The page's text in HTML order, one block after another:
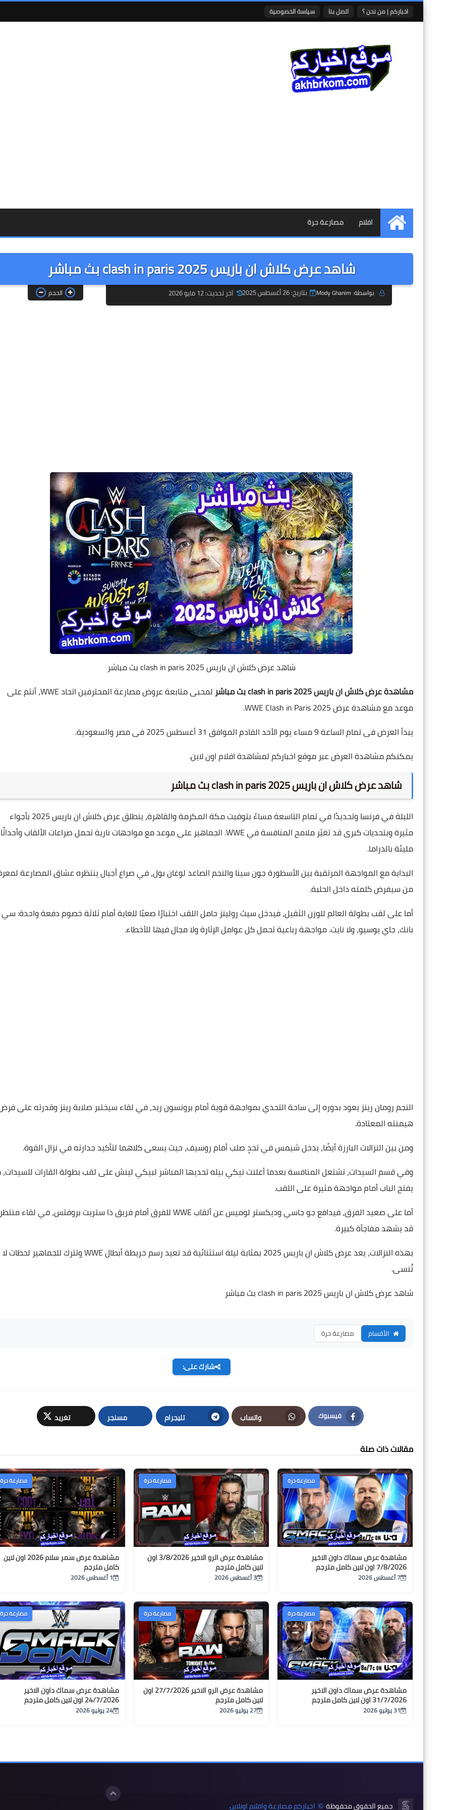
اخباركم | من نحن ؟ اتصل بنا سياسة الخصوصية
الرئيسية
افلام مصارعة حرة
شاهد عرض كلاش ان باريس 2025 clash in paris بث مباشر
بواسطة: Mody Ghanim بتاريخ: 26 أغسطس 2025 آخر تحديث: 12 مايو 2026 الحجم
شاهد عرض كلاش ان باريس 2025 clash in paris بث مباشر
مشاهدة عرض كلاش ان باريس 2025 clash in paris بث مباشر
لمحبى متابعة عروض مصارعة المحترفين اتحاد WWE، أنتم على
موعد مع مشاهدة عرض WWE Clash in Paris 2025.
يبدأ العرض فى تمام الساعة 9 مساء يوم الأحد القادم الموافق 31 أغسطس 2025 فى مصر والسعودية.
يمكنكم مشاهدة العرض عبر موقع اخباركم لمشاهدة افلام اون لاين.
شاهد عرض كلاش ان باريس 2025 clash in paris بث مباشر
الليلة في فرنسا وتحديدًا في تمام التاسعة مساءً بتوقيت مكة المكرمة والقاهرة، ينطلق عرض كلاش ان باريس 2025 بأجواء
مثيرة وبتحديات كبرى قد تغيّر ملامح المنافسة في WWE. الجماهير على موعد مع مواجهات نارية تحمل صراعات الألقاب وأحداثًا
مليئة بالدراما.
البداية مع المواجهة المرتقبة بين الأسطورة جون سينا والنجم الصاعد لوغان بول، في صراع أجيال ينتظره عشاق المصارعة
من سيفرض كلمته داخل الحلبة.
أما على لقب بطولة العالم للوزن الثقيل، فيدخل سيث رولينز حامل اللقب اختبارًا صعبًا للغاية أمام ثلاثة خصوم دفعة واحدة:
بانك، جاي يوسيو، ولا نايت. مواجهة رباعية تحمل كل عوامل الإثارة ولا مجال فيها للأخطاء.
النجم رومان رينز يعود بدوره إلى ساحة التحدي بمواجهة قوية أمام برونسون ريد، في لقاء سيختبر صلابة رينز وقدرته على
هيمنته المعتادة.
ومن بين النزالات البارزة أيضًا، يدخل شيمس في تحدٍ صلب أمام روسيف، حيث يسعى كلاهما لتأكيد جدارته في نزال القوة.
وفي قسم السيدات، تشتعل المنافسة بعدما أعلنت نيكي بيله تحديها المباشر لبيكي لينش على لقب بطولة القارات للسيدات،
يفتح الباب أمام مواجهة مثيرة على اللقب.
أما على صعيد الفرق، فيدافع جو جاسي وديكستر لوميس عن ألقاب WWE للفرق أمام فريق ذا ستريت بروفتس، في لقاء منتظر
قد يشهد مفاجأة كبيرة.
بهذه النزالات، يعد عرض كلاش ان باريس 2025 بمثابة ليلة استثنائية قد تعيد رسم خريطة أبطال WWE وتترك للجماهير لحظات لا
تُنسى.
شاهد عرض كلاش ان باريس 2025 clash in paris بث مباشر
الأقسام مصارعة حرة
شارك على:
فيسبوك
Facebook
واتساب تليجرام مسنجر تغريد
مقالات ذات صلة
مصارعة حرة
مشاهدة عرض سماك داون الاخير
7/8/2026 اون لاين كامل مترجم
7 أغسطس 2026
مصارعة حرة
مشاهدة عرض الرو الاخير 3/8/2026 اون
لاين كامل مترجم
3 أغسطس 2026
مصارعة حرة
مشاهدة عرض سمر سلام 2026 اون لاين
كامل مترجم
1 أغسطس 2026
مصارعة حرة
مشاهدة عرض سماك داون الاخير
31/7/2026 اون لاين كامل مترجم
31 يوليو 2026
مصارعة حرة
مشاهدة عرض الرو الاخير 27/7/2026 اون
لاين كامل مترجم
27 يوليو 2026
مصارعة حرة
مشاهدة عرض سماك داون الاخير
24/7/2026 اون لاين كامل مترجم
24 يوليو 2026
جميع الحقوق محفوظة © اخباركم مصارعة وافلام اونلاين